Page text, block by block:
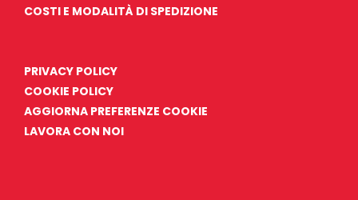
COSTI E MODALITÀ DI SPEDIZIONE
PRIVACY POLICY
COOKIE POLICY
AGGIORNA PREFERENZE COOKIE
LAVORA CON NOI